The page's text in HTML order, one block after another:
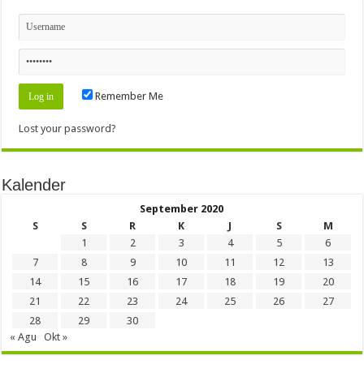
Remember Me
Lost your password?
Kalender
September 2020
S
S R K J S
M
1
2 3 4 5
6
7
8 9 10 11 12
13
14
15 16 17 18 19
20
21
22 23 24 25 26
27
28
29
30
« Agu
Okt »